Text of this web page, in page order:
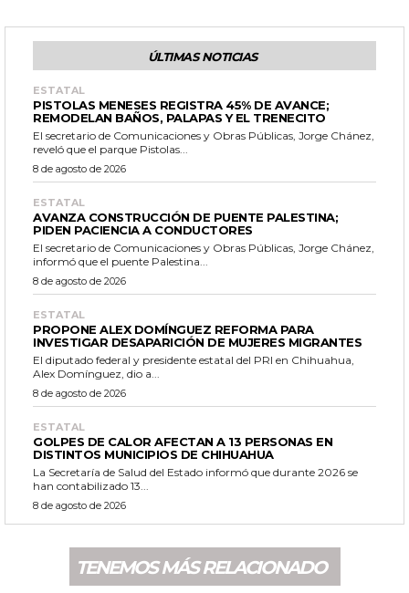
ÚLTIMAS NOTICIAS
ESTATAL
PISTOLAS MENESES REGISTRA 45% DE AVANCE;
REMODELAN BAÑOS, PALAPAS Y EL TRENECITO
El secretario de Comunicaciones y Obras Públicas, Jorge Chánez,
reveló que el parque Pistolas...
8 de agosto de 2026
ESTATAL
AVANZA CONSTRUCCIÓN DE PUENTE PALESTINA;
PIDEN PACIENCIA A CONDUCTORES
El secretario de Comunicaciones y Obras Públicas, Jorge Chánez,
informó que el puente Palestina...
8 de agosto de 2026
ESTATAL
PROPONE ALEX DOMÍNGUEZ REFORMA PARA
INVESTIGAR DESAPARICIÓN DE MUJERES MIGRANTES
El diputado federal y presidente estatal del PRI en Chihuahua,
Alex Domínguez, dio a...
8 de agosto de 2026
ESTATAL
GOLPES DE CALOR AFECTAN A 13 PERSONAS EN
DISTINTOS MUNICIPIOS DE CHIHUAHUA
La Secretaría de Salud del Estado informó que durante 2026 se
han contabilizado 13...
8 de agosto de 2026
TENEMOS MÁS RELACIONADO